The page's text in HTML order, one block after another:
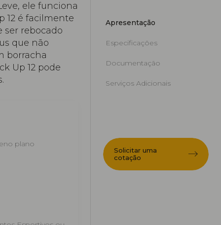
ele funciona
12 é facilmente
rebocado
que não
borracha
Up 12 pode
plano
Solicitar uma
cotação
Apresentação
Especificações
Documentação
Serviços Adicionais